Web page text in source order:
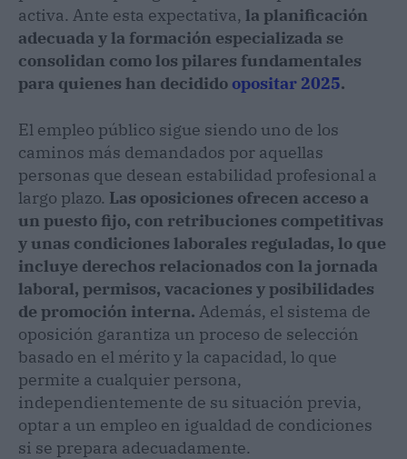
activa. Ante esta expectativa, la planificación
adecuada y la formación especializada se
consolidan como los pilares fundamentales
para quienes han decidido opositar 2025.
El empleo público sigue siendo uno de los
caminos más demandados por aquellas
personas que desean estabilidad profesional a
largo plazo. Las oposiciones ofrecen acceso a
un puesto fijo, con retribuciones competitivas
y unas condiciones laborales reguladas, lo que
incluye derechos relacionados con la jornada
laboral, permisos, vacaciones y posibilidades
de promoción interna. Además, el sistema de
oposición garantiza un proceso de selección
basado en el mérito y la capacidad, lo que
permite a cualquier persona,
independientemente de su situación previa,
optar a un empleo en igualdad de condiciones
si se prepara adecuadamente.